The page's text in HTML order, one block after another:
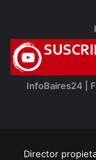
InfoBaires24 |
Director